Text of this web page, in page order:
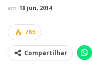
em 18 jun, 2014
765
Compartilhar